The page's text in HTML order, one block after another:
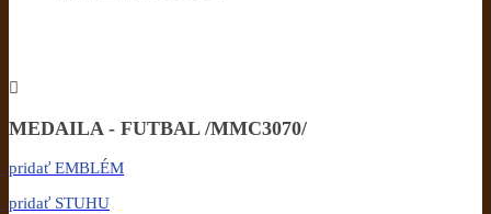

MEDAILA - FUTBAL /MMC3070/
pridať EMBLÉM
pridať STUHU